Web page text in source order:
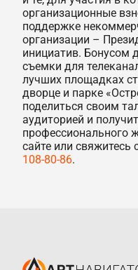
организационные
поддержке
организации –
инициатив. Бонусом
съемки для
лучших площадках
дворце и парке
поделиться своим
аудиторией и
профессионального
сайте или свяжитесь
108-80-86.